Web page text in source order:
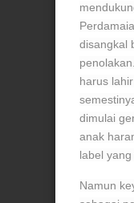
disangkal
harus
dimulai
anak
label
Namun